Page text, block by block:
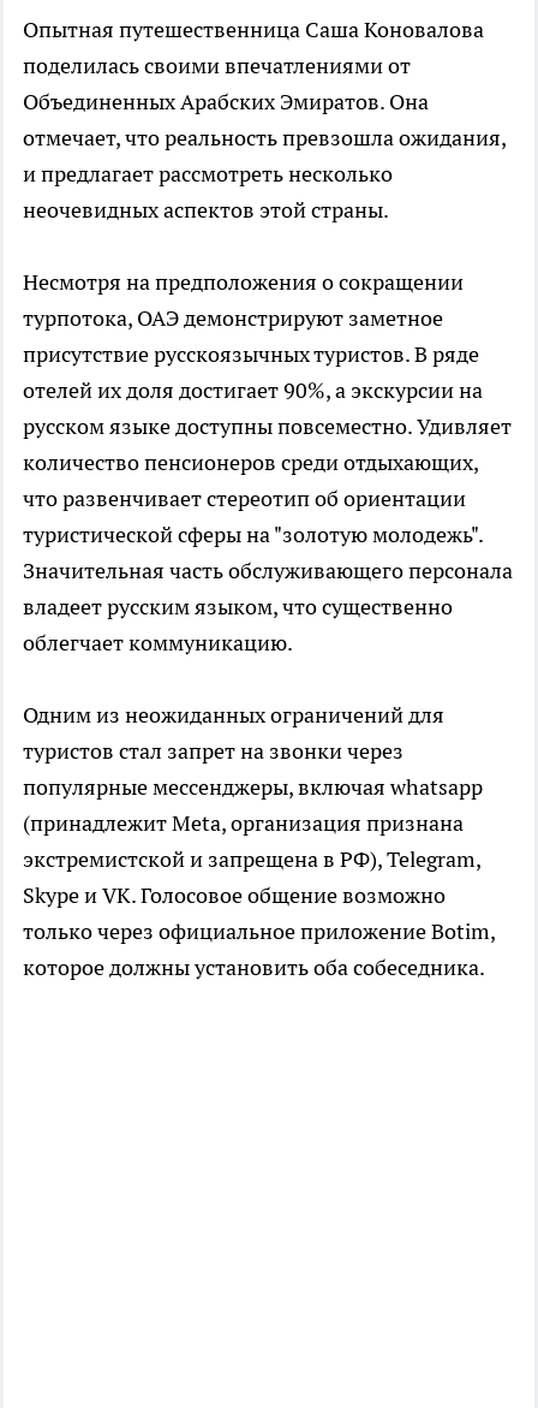
Опытная путешественница Саша Коновалова
поделилась своими впечатлениями от
Объединенных Арабских Эмиратов. Она
отмечает, что реальность превзошла ожидания,
и предлагает рассмотреть несколько
неочевидных аспектов этой страны.
Несмотря на предположения о сокращении
турпотока, ОАЭ демонстрируют заметное
присутствие русскоязычных туристов. В ряде
отелей их доля достигает 90%, а экскурсии на
русском языке доступны повсеместно. Удивляет
количество пенсионеров среди отдыхающих,
что развенчивает стереотип об ориентации
туристической сферы на "золотую молодежь".
Значительная часть обслуживающего персонала
владеет русским языком, что существенно
облегчает коммуникацию.
Одним из неожиданных ограничений для
туристов стал запрет на звонки через
популярные мессенджеры, включая whatsapp
(принадлежит Meta, организация признана
экстремистской и запрещена в РФ), Telegram,
Skype и VK. Голосовое общение возможно
только через официальное приложение Botim,
которое должны установить оба собеседника.